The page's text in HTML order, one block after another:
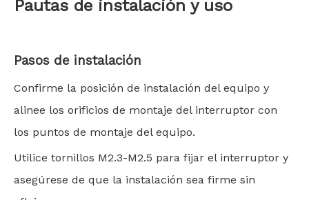
Pautas de instalación y uso
Pasos de instalación
Confirme la posición de instalación del equipo y
alinee los orificios de montaje del interruptor con
los puntos de montaje del equipo.
Utilice tornillos M2.3-M2.5 para fijar el interruptor y
asegúrese de que la instalación sea firme sin